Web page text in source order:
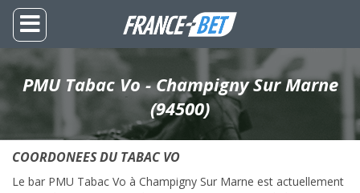
PMU Tabac Vo - Champigny Sur Marne
(94500)
COORDONEES DU TABAC VO
Le bar PMU Tabac Vo à Champigny Sur Marne est actuellement